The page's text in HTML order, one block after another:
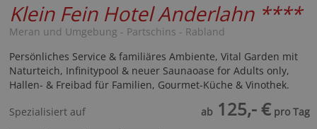
Klein Fein Hotel Anderlahn ****
Meran und Umgebung - Partschins - Rabland
Persönliches Service & familiäres Ambiente, Vital Garden mit
Naturteich, Infinitypool & neuer Saunaoase for Adults only,
Hallen- & Freibad für Familien, Gourmet-Küche & Vinothek.
Spezialisiert auf
ab 125,- € pro Tag